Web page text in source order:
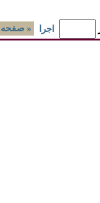
صفحه قبل »
اجرا